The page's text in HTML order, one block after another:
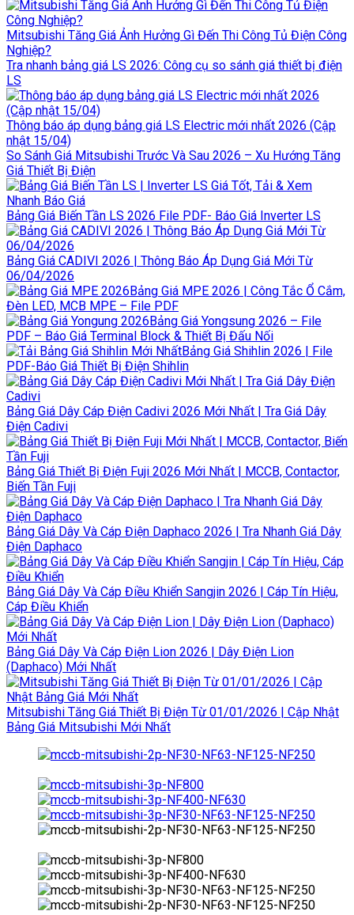
Mitsubishi Tăng Giá Ảnh Hưởng Gì Đến Thi Công Tủ Điện Công
Nghiệp?
Tra nhanh bảng giá LS 2026: Công cụ so sánh giá thiết bị điện
LS
Thông báo áp dụng bảng giá LS Electric mới nhất 2026 (Cập
nhật 15/04)
So Sánh Giá Mitsubishi Trước Và Sau 2026 – Xu Hướng Tăng
Giá Thiết Bị Điện
Bảng Giá Biến Tần LS 2026 File PDF- Báo Giá Inverter LS
Bảng Giá CADIVI 2026 | Thông Báo Áp Dụng Giá Mới Từ
06/04/2026
Bảng Giá MPE 2026 | Công Tắc Ổ Cắm,
Đèn LED, MCB MPE – File PDF
Bảng Giá Yongsung 2026 – File
PDF – Báo Giá Terminal Block & Thiết Bị Đấu Nối
Bảng Giá Shihlin 2026 | File
PDF-Báo Giá Thiết Bị Điện Shihlin
Bảng Giá Dây Cáp Điện Cadivi 2026 Mới Nhất | Tra Giá Dây
Điện Cadivi
Bảng Giá Thiết Bị Điện Fuji 2026 Mới Nhất | MCCB, Contactor,
Biến Tần Fuji
Bảng Giá Dây Và Cáp Điện Daphaco 2026 | Tra Nhanh Giá Dây
Điện Daphaco
Bảng Giá Dây Và Cáp Điều Khiển Sangjin 2026 | Cáp Tín Hiệu,
Cáp Điều Khiển
Bảng Giá Dây Và Cáp Điện Lion 2026 | Dây Điện Lion
(Daphaco) Mới Nhất
Mitsubishi Tăng Giá Thiết Bị Điện Từ 01/01/2026 | Cập Nhật
Bảng Giá Mitsubishi Mới Nhất